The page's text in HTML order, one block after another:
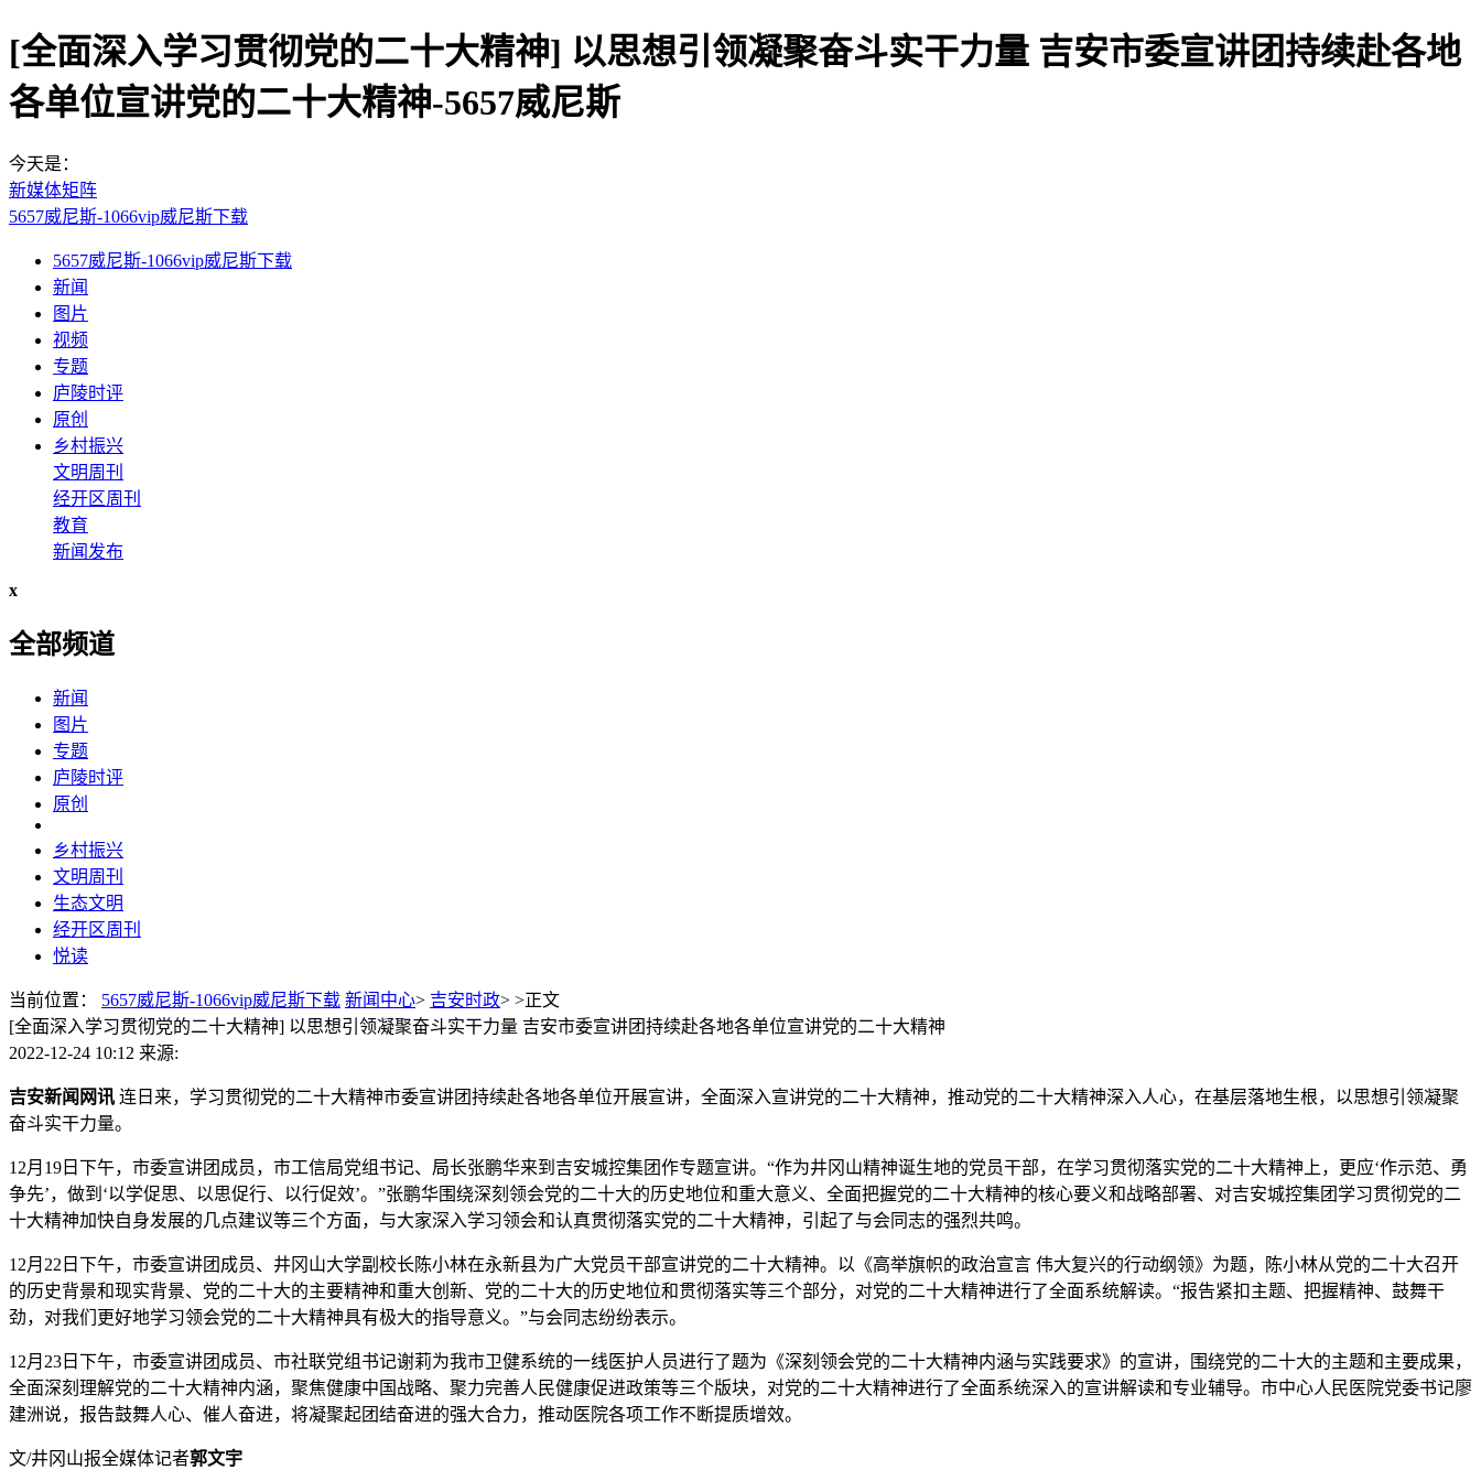
[全面深入学习贯彻党的二十大精神] 以思想引领凝聚奋斗实干力量 吉安市委宣讲团持续赴各地
各单位宣讲党的二十大精神-5657威尼斯
今天是：
新媒体矩阵
5657威尼斯-1066vip威尼斯下载
5657威尼斯-1066vip威尼斯下载
新闻
图片
视频
专题
庐陵时评
原创
乡村振兴
文明周刊
经开区周刊
教育
新闻发布
x
全部频道
新闻
图片
专题
庐陵时评
原创
乡村振兴
文明周刊
生态文明
经开区周刊
悦读
当前位置： 5657威尼斯-1066vip威尼斯下载 新闻中心> 吉安时政> >正文
[全面深入学习贯彻党的二十大精神] 以思想引领凝聚奋斗实干力量 吉安市委宣讲团持续赴各地各单位宣讲党的二十大精神
2022-12-24 10:12 来源:
吉安新闻网讯 连日来，学习贯彻党的二十大精神市委宣讲团持续赴各地各单位开展宣讲，全面深入宣讲党的二十大精神，推动党的二十大精神深入人心，在基层落地生根，以思想引领凝聚
奋斗实干力量。
12月19日下午，市委宣讲团成员，市工信局党组书记、局长张鹏华来到吉安城控集团作专题宣讲。“作为井冈山精神诞生地的党员干部，在学习贯彻落实党的二十大精神上，更应‘作示范、勇
争先’，做到‘以学促思、以思促行、以行促效’。”张鹏华围绕深刻领会党的二十大的历史地位和重大意义、全面把握党的二十大精神的核心要义和战略部署、对吉安城控集团学习贯彻党的二
十大精神加快自身发展的几点建议等三个方面，与大家深入学习领会和认真贯彻落实党的二十大精神，引起了与会同志的强烈共鸣。
12月22日下午，市委宣讲团成员、井冈山大学副校长陈小林在永新县为广大党员干部宣讲党的二十大精神。以《高举旗帜的政治宣言 伟大复兴的行动纲领》为题，陈小林从党的二十大召开
的历史背景和现实背景、党的二十大的主要精神和重大创新、党的二十大的历史地位和贯彻落实等三个部分，对党的二十大精神进行了全面系统解读。“报告紧扣主题、把握精神、鼓舞干
劲，对我们更好地学习领会党的二十大精神具有极大的指导意义。”与会同志纷纷表示。
12月23日下午，市委宣讲团成员、市社联党组书记谢莉为我市卫健系统的一线医护人员进行了题为《深刻领会党的二十大精神内涵与实践要求》的宣讲，围绕党的二十大的主题和主要成果，
全面深刻理解党的二十大精神内涵，聚焦健康中国战略、聚力完善人民健康促进政策等三个版块，对党的二十大精神进行了全面系统深入的宣讲解读和专业辅导。市中心人民医院党委书记廖
建洲说，报告鼓舞人心、催人奋进，将凝聚起团结奋进的强大合力，推动医院各项工作不断提质增效。
文/井冈山报全媒体记者郭文宇